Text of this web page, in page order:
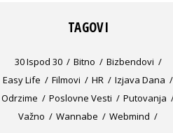
TAGOVI
30 Ispod 30 Bitno
Bizbendovi
Easy Life
Filmovi HR
Izjava Dana
Odrzime
Poslovne Vesti
Putovanja
Važno
Wannabe Webmind